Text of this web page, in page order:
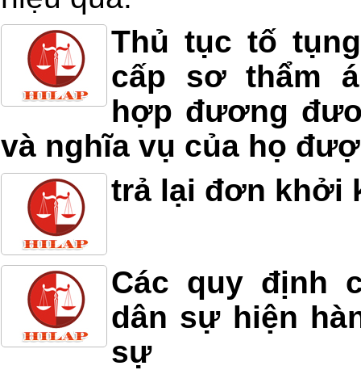
Thủ tục tố
cấp sơ thẩm
hợp đương
và nghĩa vụ của họ
trả lại đơn khởi
Các quy định
dân sự hiện
sự